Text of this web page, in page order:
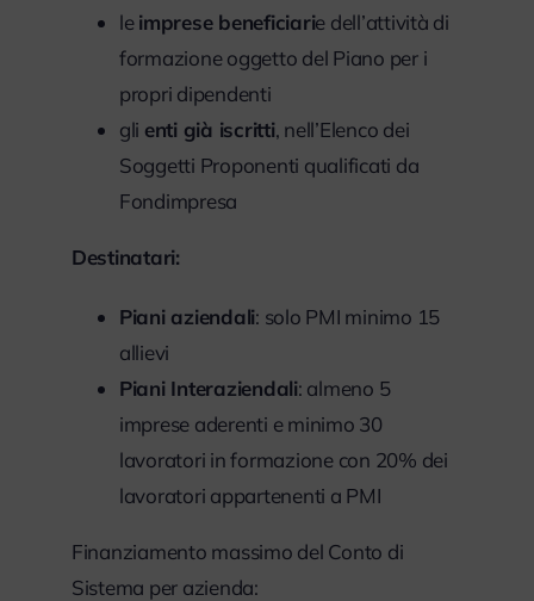
leimprese beneficiarie dell’attività di
formazione oggetto del Piano per i
propri dipendenti
gli enti già iscritti, nell’Elenco dei
Soggetti Proponenti qualificati da
Fondimpresa
Destinatari:
Piani aziendali: solo PMI minimo 15
allievi
Piani Interaziendali: almeno 5
imprese aderenti e minimo 30
lavoratori in formazione con 20% dei
lavoratori appartenenti a PMI
Finanziamento massimo del Conto di
Sistema per azienda: